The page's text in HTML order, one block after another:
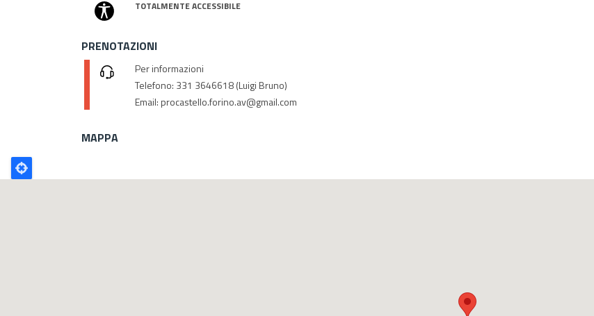
TOTALMENTE ACCESSIBILE
PRENOTAZIONI
Per informazioni
Telefono: 331 3646618 (Luigi Bruno)
Email: procastello.forino.av@gmail.com
MAPPA
Poligono
GEO